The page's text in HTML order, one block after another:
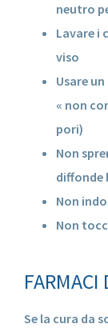
neutro
Lavare i
viso
Usare
« non
pori)
Non
diffonde
Non
Non
FARMACI
Se la cura da